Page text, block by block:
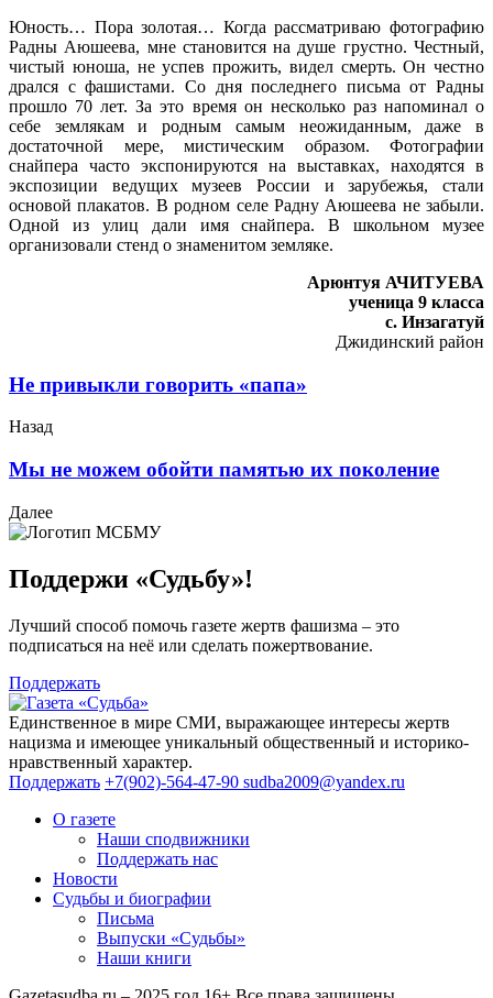
Юность… Пора золотая… Когда рассматриваю фотографию
Радны Аюшеева, мне становится на душе грустно. Честный,
чистый юноша, не успев прожить, видел смерть. Он честно
дрался с фашистами. Со дня последнего письма от Радны
прошло 70 лет. За это время он несколько раз напоминал о
себе землякам и родным самым неожиданным, даже в
достаточной мере, мистическим образом. Фотографии
снайпера часто экспонируются на выставках, находятся в
экспозиции ведущих музеев России и зарубежья, стали
основой плакатов. В родном селе Радну Аюшеева не забыли.
Одной из улиц дали имя снайпера. В школьном музее
организовали стенд о знаменитом земляке.
Арюнтуя АЧИТУЕВА
ученица 9 класса
с. Инзагатуй
Джидинский район
Не привыкли говорить «папа»
Назад
Мы не можем обойти памятью их поколение
Далее
Поддержи «Судьбу»!
Лучший способ помочь газете жертв фашизма – это
подписаться на неё или сделать пожертвование.
Поддержать
Единственное в мире СМИ, выражающее интересы жертв
нацизма и имеющее уникальный общественный и историко-
нравственный характер.
Поддержать +7(902)-564-47-90 sudba2009@yandex.ru
О газете
Наши сподвижники
Поддержать нас
Новости
Судьбы и биографии
Письма
Выпуски «Судьбы»
Наши книги